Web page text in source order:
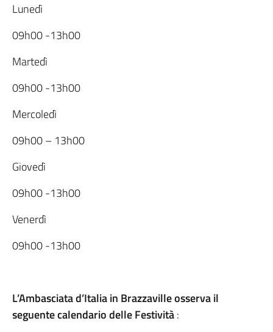
Lunedì
09h00 -13h00
Martedì
09h00 -13h00
Mercoledì
09h00 – 13h00
Giovedì
09h00 -13h00
Venerdì
09h00 -13h00
L’Ambasciata d’Italia in Brazzaville osserva il
seguente calendario delle Festività: